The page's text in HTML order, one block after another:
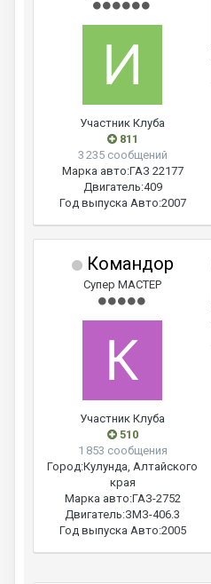
Участник Клуба
811
3 235 сообщений
Марка авто:ГАЗ 22177
Двигатель:409
Год выпуска Авто:2007
Командор
Супер МАСТЕР
Участник Клуба
510
1 853 сообщения
Город:Кулунда, Алтайского
края
Марка авто:ГАЗ-2752
Двигатель:ЗМЗ-406.3
Год выпуска Авто:2005